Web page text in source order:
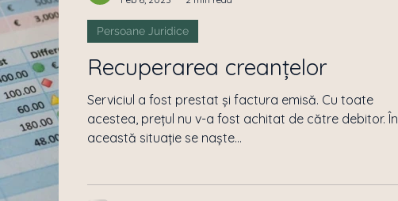
Recuperarea creanțelor
Serviciul a fost prestat și factura emisă. Cu toate
acestea, prețul nu v-a fost achitat de către debitor. În
această situație se naște...
Persoane Juridice